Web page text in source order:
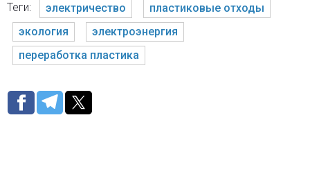
Теги: электричество
пластиковые отходы
экология
электроэнергия
переработка пластика